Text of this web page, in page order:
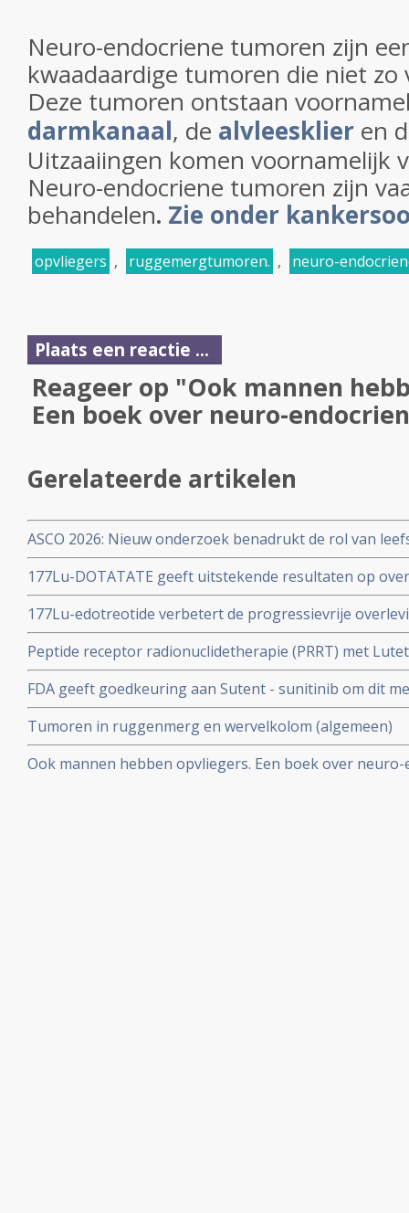
Neuro-endocriene tumoren zijn
kwaadaardige tumoren die niet zo
Deze tumoren ontstaan
darmkanaal, de alvleesklier en
Uitzaaiingen komen voornamelijk
Neuro-endocriene tumoren zijn
behandelen. Zie onder
opvliegers , ruggemergtumoren. , neuro-
Plaats een reactie ...
Reageer op "Ook mannen
Een boek over neuro-
Gerelateerde artikelen
ASCO 2026: Nieuw onderzoek benadrukt de rol van
behandelstrategieën in de kankerzorg.
177Lu-DOTATATE geeft uitstekende resultaten op
NET tumoren - neuro-endocriene tumoren. Vooral
tumoren reageren zeer goed. copy 1
177Lu-edotreotide verbetert de progressievrije
everolimus bij GEP-NET tumoren van graad 1 of 2
gerelateerd aan alvleesklierkanker en
Peptide receptor radionuclidetherapie (PRRT) met
resultaten bij patienten met gevorderde uitgezaaide
verbetering van mediane overleving van 12 maanden
FDA geeft goedkeuring aan Sutent - sunitinib om dit
endocriene pancreas tumoren na goede resultaten uit
Tumoren in ruggenmerg en wervelkolom (algemeen)
Ook mannen hebben opvliegers. Een boek over